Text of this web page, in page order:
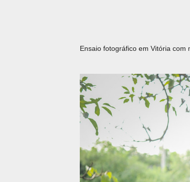
Ensaio fotográfico em Vitória